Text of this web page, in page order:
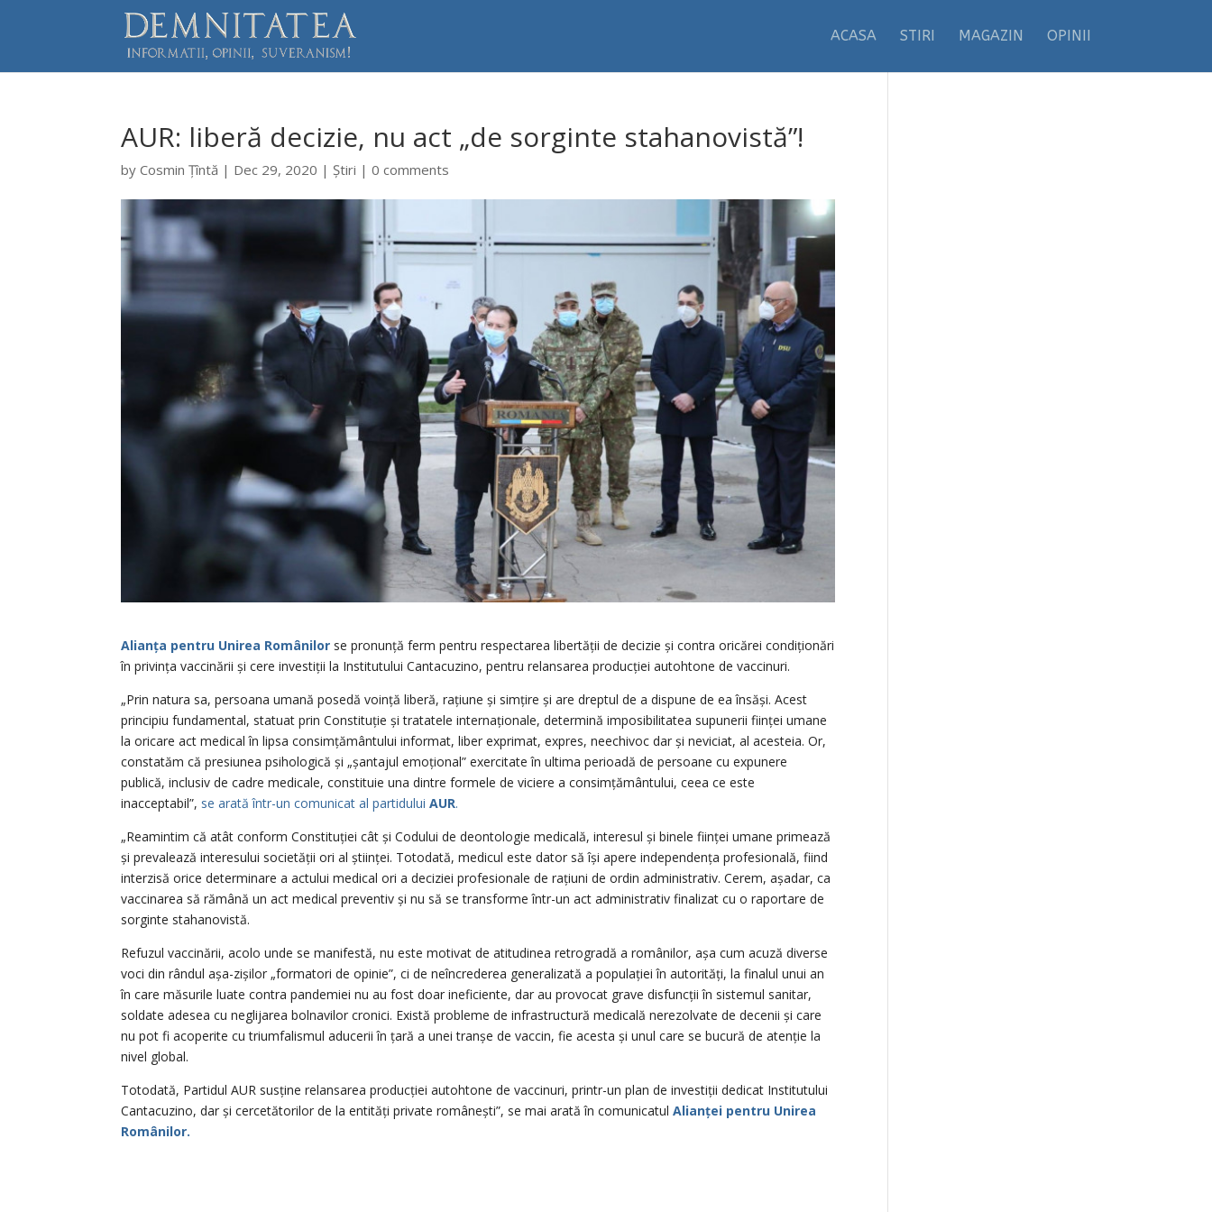
ACASA STIRI MAGAZIN OPINII
AUR: liberă decizie, nu act „de sorginte stahanovistă”!
byCosmin Țîntă | Dec 29, 2020 |Știri |0 comments
Alianța pentru Unirea Românilor se pronunță ferm pentru respectarea libertății de decizie și contra oricărei condiționări
în privința vaccinării și cere investiții la Institutului Cantacuzino, pentru relansarea producției autohtone de vaccinuri.
„Prin natura sa, persoana umană posedă voință liberă, rațiune și simțire și are dreptul de a dispune de ea însăși. Acest
principiu fundamental, statuat prin Constituție și tratatele internaționale, determină imposibilitatea supunerii ființei umane
la oricare act medical în lipsa consimțământului informat, liber exprimat, expres, neechivoc dar și neviciat, al acesteia. Or,
constatăm că presiunea psihologică și „șantajul emoțional” exercitate în ultima perioadă de persoane cu expunere
publică, inclusiv de cadre medicale, constituie una dintre formele de viciere a consimțământului, ceea ce este
inacceptabil”, se arată într-un comunicat al partiduluiAUR.
„Reamintim că atât conform Constituției cât și Codului de deontologie medicală, interesul și binele ființei umane primează
și prevalează interesului societății ori al științei. Totodată, medicul este dator să își apere independența profesională, fiind
interzisă orice determinare a actului medical ori a deciziei profesionale de rațiuni de ordin administrativ. Cerem, așadar, ca
vaccinarea să rămână un act medical preventiv și nu să se transforme într-un act administrativ finalizat cu o raportare de
sorginte stahanovistă.
Refuzul vaccinării, acolo unde se manifestă, nu este motivat de atitudinea retrogradă a românilor, așa cum acuză diverse
voci din rândul așa-zișilor „formatori de opinie”, ci de neîncrederea generalizată a populației în autorități, la finalul unui an
în care măsurile luate contra pandemiei nu au fost doar ineficiente, dar au provocat grave disfuncții în sistemul sanitar,
soldate adesea cu neglijarea bolnavilor cronici. Există probleme de infrastructură medicală nerezolvate de decenii și care
nu pot fi acoperite cu triumfalismul aducerii în țară a unei tranșe de vaccin, fie acesta și unul care se bucură de atenție la
nivel global.
Totodată, Partidul AUR susține relansarea producției autohtone de vaccinuri, printr-un plan de investiții dedicat Institutului
Cantacuzino, dar și cercetătorilor de la entități private românești”, se mai arată în comunicatulAlianței pentru Unirea
Românilor.